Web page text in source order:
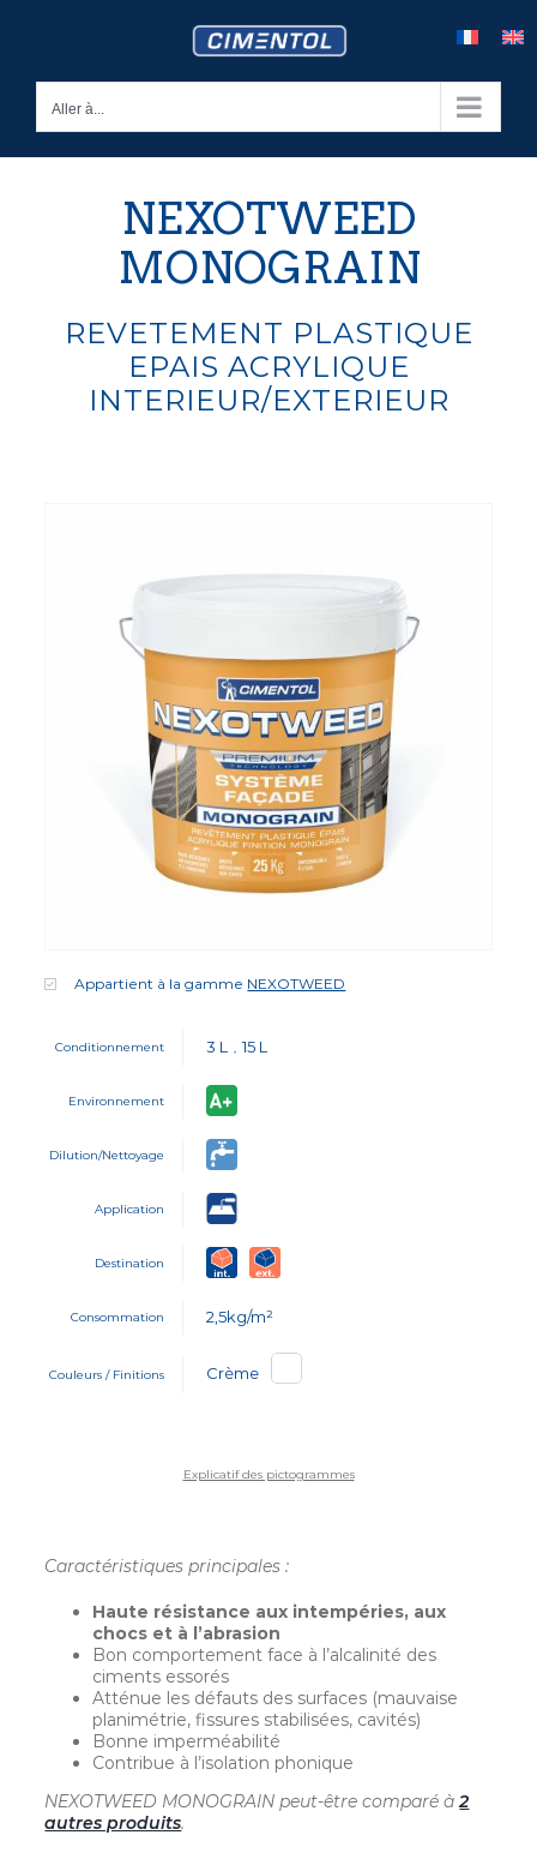
Aller à...
NEXOTWEED
MONOGRAIN
REVETEMENT PLASTIQUE
EPAIS ACRYLIQUE
INTERIEUR/EXTERIEUR
Appartient à la gamme NEXOTWEED
Conditionnement 3 L , 15 L
Environnement
Dilution/Nettoyage
Application
Destination
Consommation 2,5kg/m²
Couleurs / Finitions Crème
Explicatif des pictogrammes
Caractéristiques principales :
Haute résistance aux intempéries, aux
chocs et à l’abrasion
Bon comportement face à l’alcalinité des
ciments essorés
Atténue les défauts des surfaces (mauvaise
planimétrie, fissures stabilisées, cavités)
Bonne imperméabilité
Contribue à l’isolation phonique
NEXOTWEED MONOGRAIN peut-être comparé à2
autres produits.